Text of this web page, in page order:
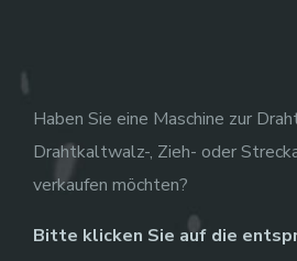
Haben Sie eine Maschine zur
Drahtkaltwalz-, Zieh- oder
verkaufen möchten?
Bitte klicken Sie auf die